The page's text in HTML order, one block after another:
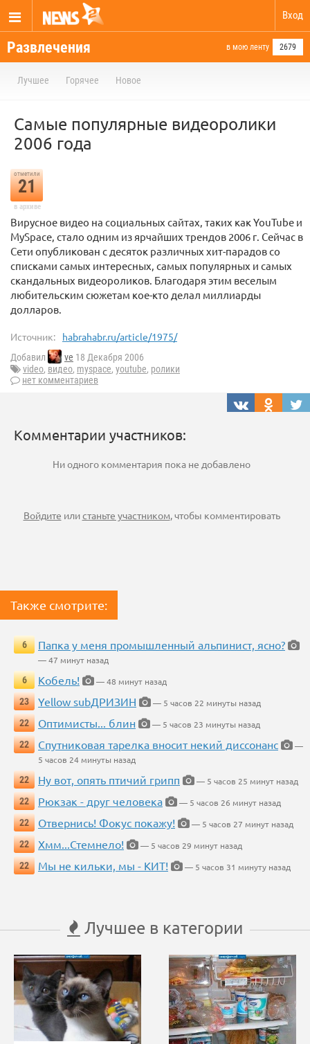
Вход
Развлечения в мою ленту 2679
Лучшее Горячее Новое
Самые популярные видеоролики
2006 года
отметили
21
в архиве
Вирусное видео на социальных сайтах, таких как YouTube и
MySpace, стало одним из ярчайших трендов 2006 г. Сейчас в
Сети опубликован с десяток различных хит-парадов со
списками самых интересных, самых популярных и самых
скандальных видеороликов. Благодаря этим веселым
любительским сюжетам кое-кто делал миллиарды
долларов.
Источник: habrahabr.ru/article/1975/
Добавил ve 18 Декабря 2006
video, видео, myspace, youtube, ролики
нет комментариев
Комментарии участников:
Ни одного комментария пока не добавлено
Войдите илистаньте участником, чтобы комментировать
Также смотрите:
6 Папка у меня промышленный альпинист, ясно?
— 47 минут назад
6
Кобель!
— 48 минут назад
23
Yellow subДРИЗИН
— 5 часов 22 минуты назад
22
Оптимисты... блин
— 5 часов 23 минуты назад
22
Спутниковая тарелка вносит некий диссонанс
—
5 часов 24 минуты назад
22
Ну вот, опять птичий грипп
— 5 часов 25 минут назад
22
Рюкзак - друг человека
— 5 часов 26 минут назад
22
Отвернись! Фокус покажу!
— 5 часов 27 минут назад
22
Хмм...Стемнело!
— 5 часов 29 минут назад
22
Мы не кильки, мы - КИТ! — 5 часов 31 минуту назад
Лучшее в категории